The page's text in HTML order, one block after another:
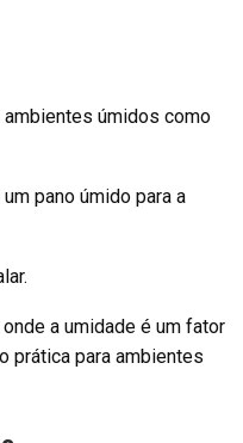
úmidos como
pano úmido para a
a umidade é um fator
prática para ambientes